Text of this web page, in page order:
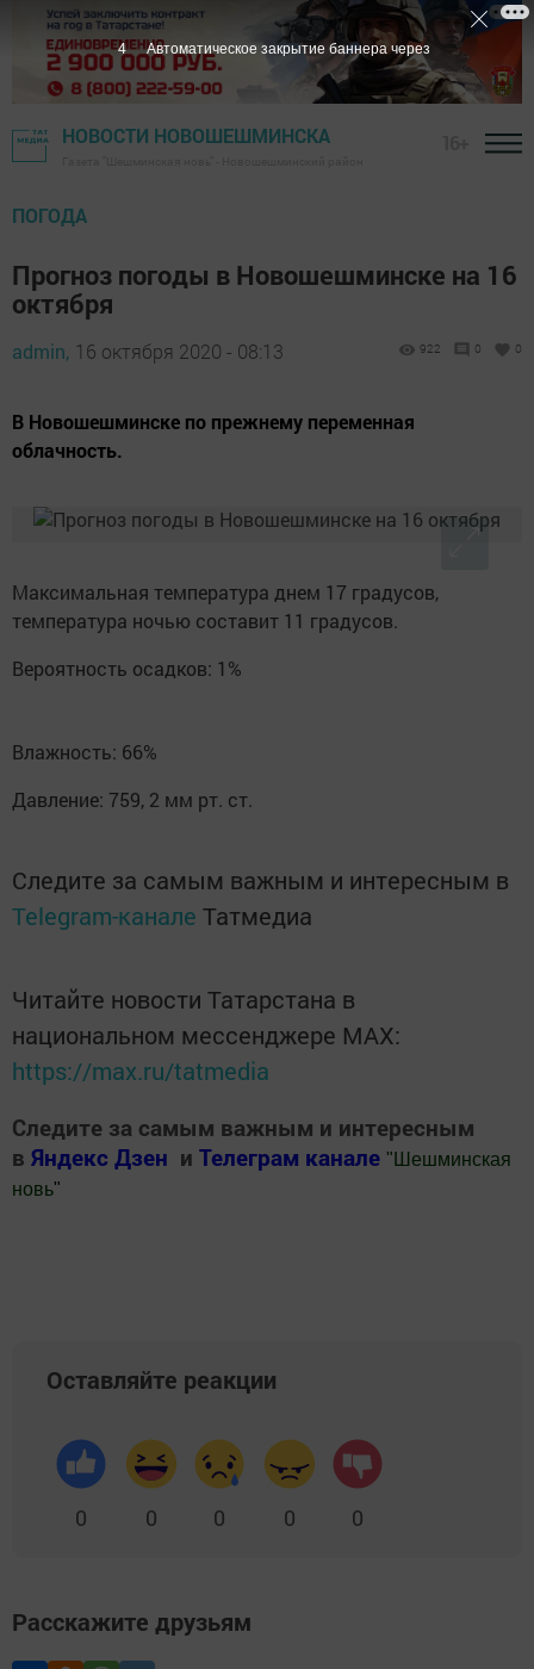
НОВОСТИ НОВОШЕШМИНСКА
ПОГОДА
Прогноз погоды в Новошешминске на 16
октября
admin, 16 октября 2020 - 08:13 922 0 0
В Новошешминске по прежнему переменная
облачность.
Максимальная температура днем 17 градусов,
температура ночью составит 11 градусов.
Вероятность осадков: 1%
Влажность: 66%
Давление: 759, 2 мм рт. ст.
Следите за самым важным и интересным в
Telegram-канале Татмедиа
Читайте новости Татарстана в
национальном мессенджере MАХ:
https://max.ru/tatmedia
Следите за самым важным и интересным
в Яндекс Дзен и Телеграм канале " Шешминская
новь"
Оставляйте реакции
0 0 0 0 0
Расскажите друзьям
3 Автоматическое закрытие баннера через